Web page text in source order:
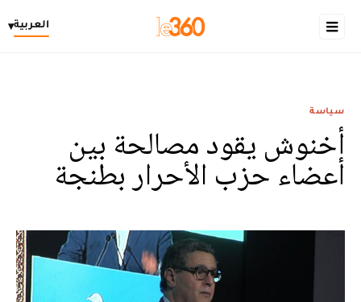
العربية▾
سياسة
أخنوش يقود مصالحة بين
أعضاء حزب الأحرار بطنجة